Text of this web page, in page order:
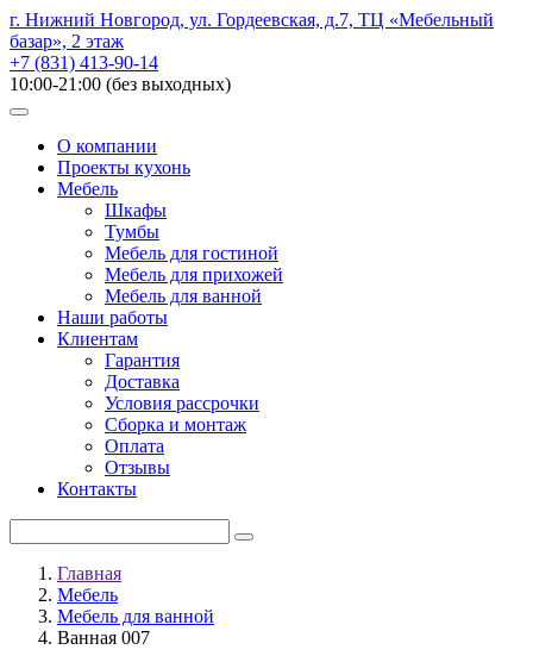
г. Нижний Новгород, ул. Гордеевская, д.7, ТЦ «Мебельный
базар», 2 этаж
+7 (831) 413-90-14
10:00-21:00 (без выходных)
О компании
Проекты кухонь
Мебель
Шкафы
Тумбы
Мебель для гостиной
Мебель для прихожей
Мебель для ванной
Наши работы
Клиентам
Гарантия
Доставка
Условия рассрочки
Сборка и монтаж
Оплата
Отзывы
Контакты
Главная
Мебель
Мебель для ванной
Ванная 007